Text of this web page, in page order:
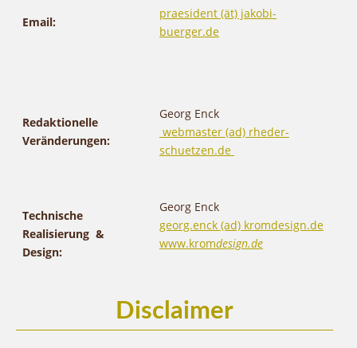
Email:
praesident (ät) jakobi-
buerger.de
Redaktionelle
Veränderungen:
Georg Enck
webmaster (ad) rheder-
schuetzen.de
Technische
Realisierung &
Design:
Georg Enck
georg.enck (ad) kromdesign.de
www.kromdesign.de
Disclaimer